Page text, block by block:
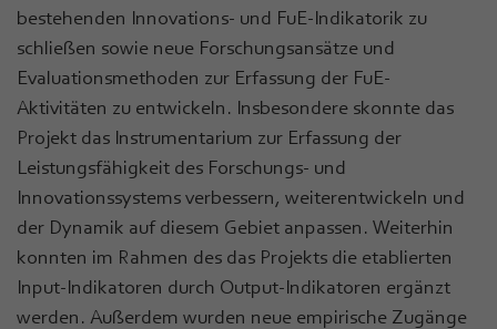
bestehenden Innovations- und FuE-Indikatorik zu
schließen sowie neue Forschungsansätze und
Evaluationsmethoden zur Erfassung der FuE-
Aktivitäten zu entwickeln. Insbesondere skonnte das
Projekt das Instrumentarium zur Erfassung der
Leistungsfähigkeit des Forschungs- und
Innovationssystems verbessern, weiterentwickeln und
der Dynamik auf diesem Gebiet anpassen. Weiterhin
konnten im Rahmen des das Projekts die etablierten
Input-Indikatoren durch Output-Indikatoren ergänzt
werden. Außerdem wurden neue empirische Zugänge